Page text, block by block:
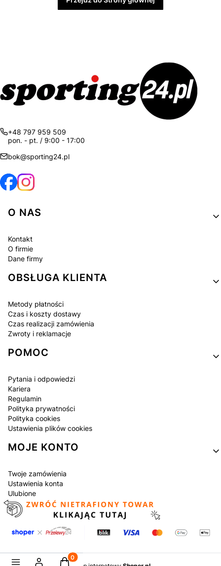
+48 797 959 509
pon. - pt. / 9:00 - 17:00
bok@sporting24.pl
Linki w stopce
O NAS
Kontakt
O firmie
Dane firmy
OBSŁUGA KLIENTA
Metody płatności
Czas i koszty dostawy
Czas realizacji zamówienia
Zwroty i reklamacje
POMOC
Pytania i odpowiedzi
Kariera
Regulamin
Polityka prywatności
Polityka cookies
Ustawienia plików cookies
MOJE KONTO
Twoje zamówienia
Ustawienia konta
Ulubione
Produkty w koszyku: 0. Zobacz szczegóły